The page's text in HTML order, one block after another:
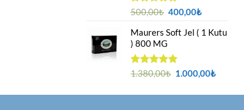
5 üzerinden
aldı
500,00₺ Orijinal
500,00₺.
400,00₺Şu
fiyat:
Maurers Soft Jel ( 1 Kutu
) 800 MG
5 üzerinden
1.380,00₺ Orijinal
1.380,00₺.
1.000,00₺Şu
fiyat: